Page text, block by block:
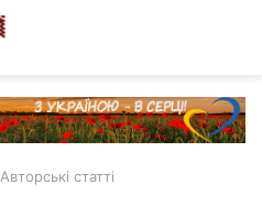
Авторські статті